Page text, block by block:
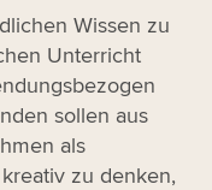
Wissen zu
Unterricht
sollen aus
als
zu denken,